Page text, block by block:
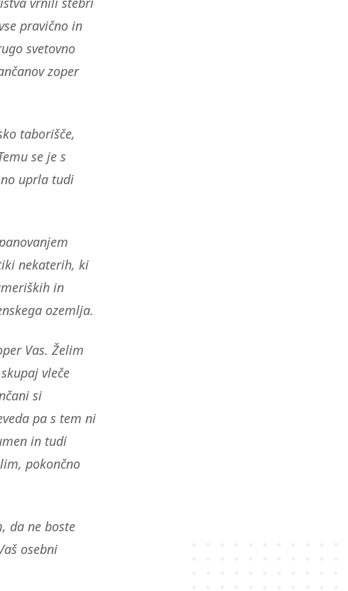
pravično in
svetovno
zoper
taborišče,
se je s
uprla tudi
nekaterih, ki
in
ozemlja.
Vas. Želim
vleče
si
pa s tem ni
in tudi
pokončno
da ne boste
osebni